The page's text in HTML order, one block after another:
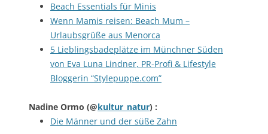
Beach Essentials für Minis
Wenn Mamis reisen: Beach Mum –
Urlaubsgrüße aus Menorca
5 Lieblingsbadeplätze im Münchner Süden
von Eva Luna Lindner, PR-Profi & Lifestyle
Bloggerin “Stylepuppe.com”
Nadine Ormo (@kultur_natur) :
Die Männer und der süße Zahn